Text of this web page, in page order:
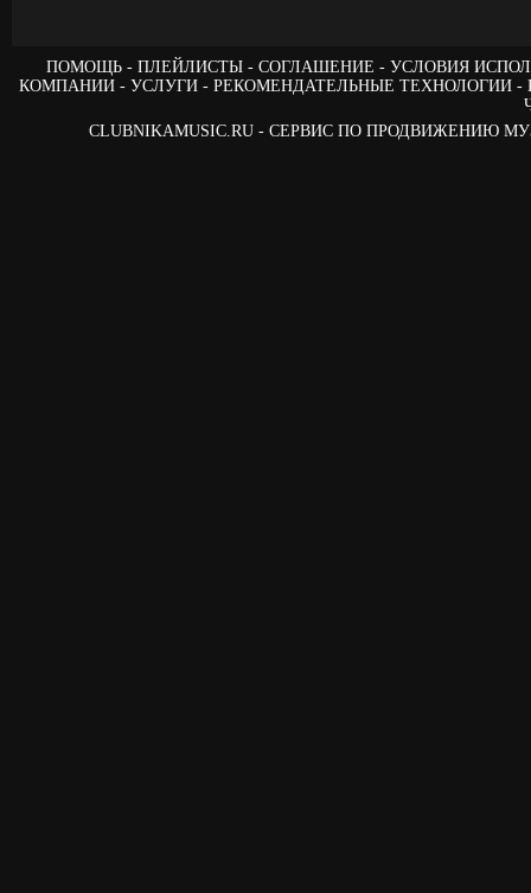
ПОМОЩЬ ПЛЕЙЛИСТЫ СОГЛАШЕНИЕ
УСЛОВИЯ
КОМПАНИИ
УСЛУГИ РЕКОМЕНДАТЕЛЬНЫЕ ТЕХНОЛОГИИ
CLUBNIKAMUSIC.RU - СЕРВИС ПО ПРОДВИЖЕНИЮ